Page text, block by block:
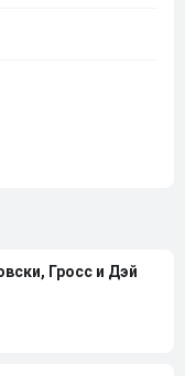
Гросс и Дэй